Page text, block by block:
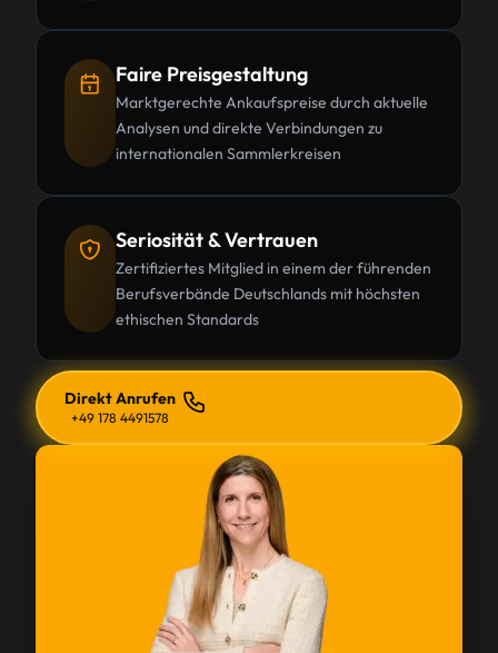
Faire Preisgestaltung
Marktgerechte Ankaufspreise durch aktuelle
Analysen und direkte Verbindungen zu
internationalen Sammlerkreisen
Seriosität & Vertrauen
Zertifiziertes Mitglied in einem der führenden
Berufsverbände Deutschlands mit höchsten
ethischen Standards
Direkt Anrufen
+49 178 4491578